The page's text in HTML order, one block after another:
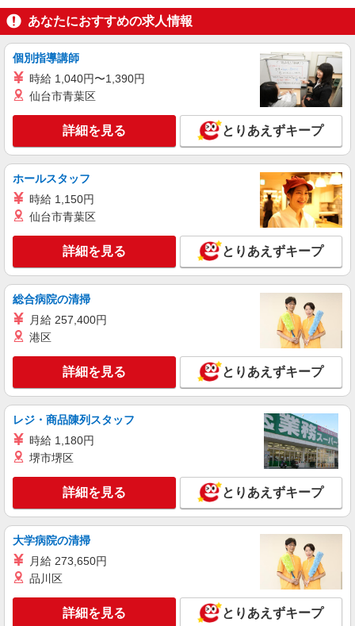
あり
キープ 詳細を見る
派遣社員
パーソルテンプスタッフ株式会社 静岡コーディネートセンター（浜
［コツコツ安定］大手自動車メーカー★『サブ
スク』サービスに関する事務♪
時給1470円以上 【月収例】時給1470円×8時間
×月21日＝246,960円（＋残業代）
静岡県浜松市中央区／最寄駅：浜松駅、新浜松
キープ 詳細を見る
派遣社員
パーソルテンプスタッフ株式会社 静岡コーディネートセンター（浜
ミケイケンOK［社内で使用する書類作成・状
時給1400円以上 月収例：235,200円（時給
1,400円×8時間×21日間の場合）
静岡県浜松市中央区／最寄駅：天竜川駅
【旧南区】 ≪車通勤可≫ 無料P利用できます★
キープ 詳細を見る
パーソルテンプスタッフ株式会社 静岡コーディネートセンター（浜
松）/26-0503497
時給1420円 ○月収例：￥1,420×7時間30＝
静岡県浜松市中央区／最寄駅：浜松駅、新浜松
駅 【旧】浜松市中区
あなたにおすすめの求人情報
個別指導講師
時給 1,040円〜1,390円
仙台市青葉区
詳細を見る とりあえずキープ
ホールスタッフ
時給 1,150円
仙台市青葉区
詳細を見る とりあえずキープ
総合病院の清掃
月給 257,400円
港区
詳細を見る とりあえずキープ
レジ・商品陳列スタッフ
時給 1,180円
堺市堺区
詳細を見る とりあえずキープ
大学病院の清掃
月給 273,650円
品川区
詳細を見る とりあえずキープ